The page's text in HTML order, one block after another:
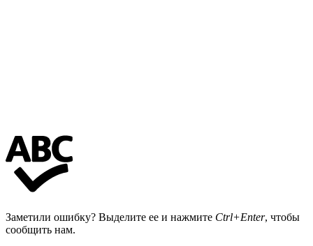
Заметили ошибку? Выделите ее и нажмите Ctrl+Enter, чтобы
сообщить нам.